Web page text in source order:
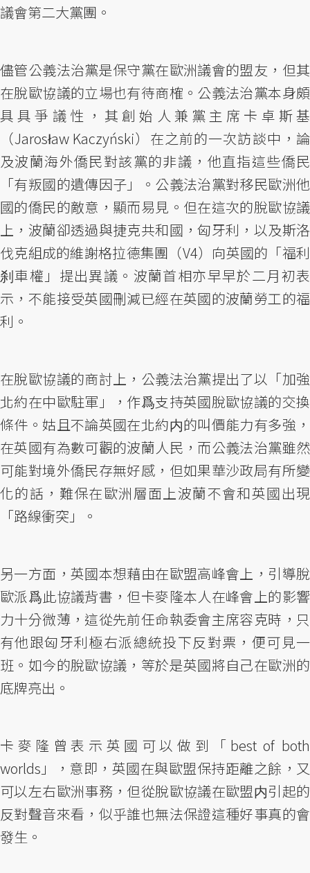
議會第二大黨團。
儘管公義法治黨是保守黨在歐洲議會的盟友，但其
在脫歐協議的立場也有待商榷。公義法治黨本身頗
具具爭議性，其創始人兼黨主席卡卓斯基
（Jarosław Kaczyński）在之前的一次訪談中，論
及波蘭海外僑民對該黨的非議，他直指這些僑民
「有叛國的遺傳因子」。公義法治黨對移民歐洲他
國的僑民的敵意，顯而易見。但在這次的脫歐協議
上，波蘭卻透過與捷克共和國，匈牙利，以及斯洛
伐克組成的維謝格拉德集團（V4）向英國的「福利
刹車權」提出異議。波蘭首相亦早早於二月初表
示，不能接受英國刪減已經在英國的波蘭勞工的福
利。
在脫歐協議的商討上，公義法治黨提出了以「加強
北約在中歐駐軍」，作爲支持英國脫歐協議的交換
條件。姑且不論英國在北約内的叫價能力有多強，
在英國有為數可觀的波蘭人民，而公義法治黨雖然
可能對境外僑民存無好感，但如果華沙政局有所變
化的話，難保在歐洲層面上波蘭不會和英國出現
「路線衝突」。
另一方面，英國本想藉由在歐盟高峰會上，引導脫
歐派爲此協議背書，但卡麥隆本人在峰會上的影響
力十分微薄，這從先前任命執委會主席容克時，只
有他跟匈牙利極右派總統投下反對票，便可見一
班。如今的脫歐協議，等於是英國將自己在歐洲的
底牌亮出。
卡麥隆曾表示英國可以做到「best of both
worlds」，意即，英國在與歐盟保持距離之餘，又
可以左右歐洲事務，但從脫歐協議在歐盟内引起的
反對聲音來看，似乎誰也無法保證這種好事真的會
發生。